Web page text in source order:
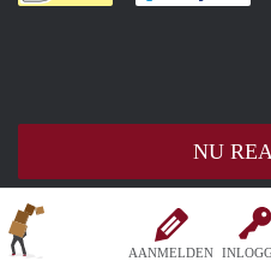
AANMELDEN
NU